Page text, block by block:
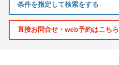
条件を指定して検索をする
直接お問合せ・web予約はこちら